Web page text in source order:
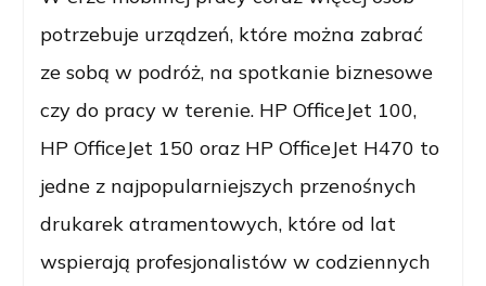
potrzebuje urządzeń, które można zabrać
ze sobą w podróż, na spotkanie biznesowe
czy do pracy w terenie. HP OfficeJet 100,
HP OfficeJet 150 oraz HP OfficeJet H470 to
jedne z najpopularniejszych przenośnych
drukarek atramentowych, które od lat
wspierają profesjonalistów w codziennych